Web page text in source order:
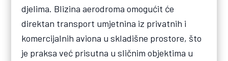
djelima. Blizina aerodroma omogućit će
direktan transport umjetnina iz privatnih i
komercijalnih aviona u skladišne prostore, što
je praksa već prisutna u sličnim objektima u